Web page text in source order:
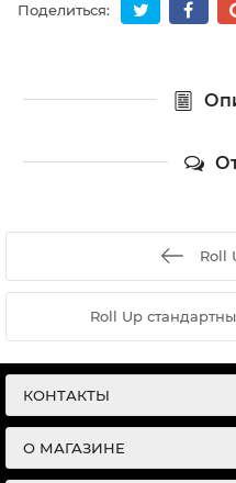
Поделиться:
Roll
Roll Up
КОНТАКТЫ
О МАГАЗИНЕ